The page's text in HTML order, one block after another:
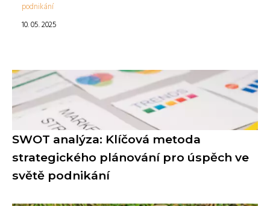
podnikání
10. 05. 2025
SWOT analýza: Klíčová metoda
strategického plánování pro úspěch ve
světě podnikání